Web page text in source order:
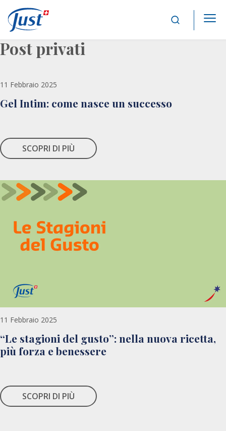
Main Navigation
Post privati
11 Febbraio 2025
Gel Intim: come nasce un successo
SCOPRI DI PIÙ
11 Febbraio 2025
“Le stagioni del gusto”: nella nuova ricetta,
più forza e benessere
SCOPRI DI PIÙ